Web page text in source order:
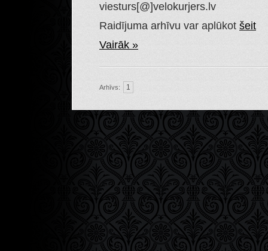
viesturs[@]velokurjers.lv
Raidījuma arhīvu var aplūkot šeit
Vairāk »
Arhīvs: 1